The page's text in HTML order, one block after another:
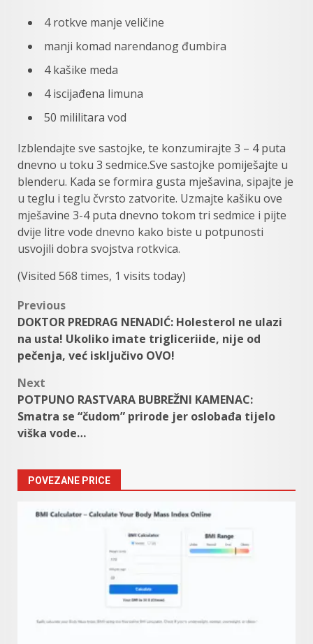
4 rotkve manje veličine
manji komad narendanog đumbira
4 kašike meda
4 iscijađena limuna
50 mililitara vod
Izblendajte sve sastojke, te konzumirajte 3 – 4 puta
dnevno u toku 3 sedmice.Sve sastojke pomiješajte u
blenderu. Kada se formira gusta mješavina, sipajte je
u teglu i teglu čvrsto zatvorite. Uzmajte kašiku ove
mješavine 3-4 puta dnevno tokom tri sedmice i pijte
dvije litre vode dnevno kako biste u potpunosti
usvojili dobra svojstva rotkvica.
(Visited 568 times, 1 visits today)
Post
navigation
Previous
DOKTOR PREDRAG NENADIĆ: Holesterol ne ulazi
na usta! Ukoliko imate trigliceriide, nije od
pečenja, već isključivo OVO!
Next
POTPUNO RASTVARA BUBREŽNI KAMENAC:
Smatra se “čudom” prirode jer oslobađa tijelo
viška vode…
POVEZANE PRICE